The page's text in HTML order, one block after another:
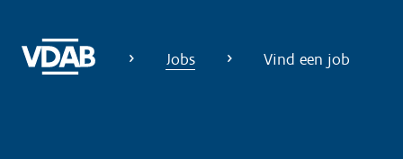
Jobs Vind een job